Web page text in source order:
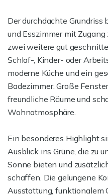
Der durchdachte
und Esszimmer mit
zwei weitere gut
Schlaf-, Kinder- oder
moderne Küche und ein
Badezimmer. Große
freundliche Räume und
Wohnatmosphäre.
Ein besonderes Highlight
Ausblick ins Grüne, die zu
Sonne bieten und
schaffen. Die gelungene
Ausstattung, funktionalem